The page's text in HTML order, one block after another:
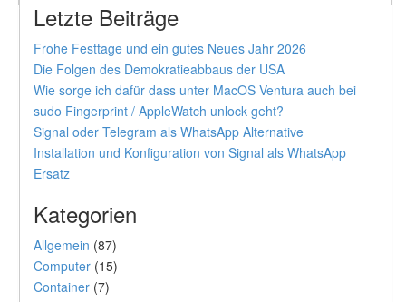
Letzte Beiträge
Frohe Festtage und ein gutes Neues Jahr 2026
Die Folgen des Demokratieabbaus der USA
Wie sorge ich dafür dass unter MacOS Ventura auch bei
sudo Fingerprint / AppleWatch unlock geht?
Signal oder Telegram als WhatsApp Alternative
Installation und Konfiguration von Signal als WhatsApp
Ersatz
Kategorien
Allgemein (87)
Computer (15)
Container (7)